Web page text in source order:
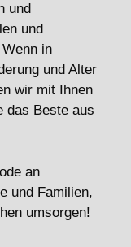
und
und
in
und Alter
wir mit Ihnen
das Beste aus
an
und Familien,
umsorgen!